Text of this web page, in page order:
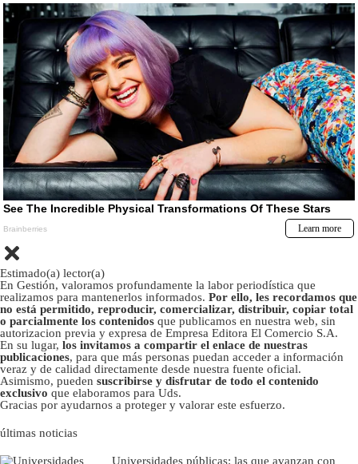
Estimado(a) lector(a)
En Gestión, valoramos profundamente la labor periodística que
realizamos para mantenerlos informados. Por ello, les recordamos que
no está permitido, reproducir, comercializar, distribuir, copiar total
o parcialmente los contenidos que publicamos en nuestra web, sin
autorizacion previa y expresa de Empresa Editora El Comercio S.A.
En su lugar, los invitamos a compartir el enlace de nuestras
publicaciones, para que más personas puedan acceder a información
veraz y de calidad directamente desde nuestra fuente oficial.
Asimismo, pueden suscribirse y disfrutar de todo el contenido
exclusivo que elaboramos para Uds.
Gracias por ayudarnos a proteger y valorar este esfuerzo.
últimas noticias
Universidades públicas: las que avanzan con